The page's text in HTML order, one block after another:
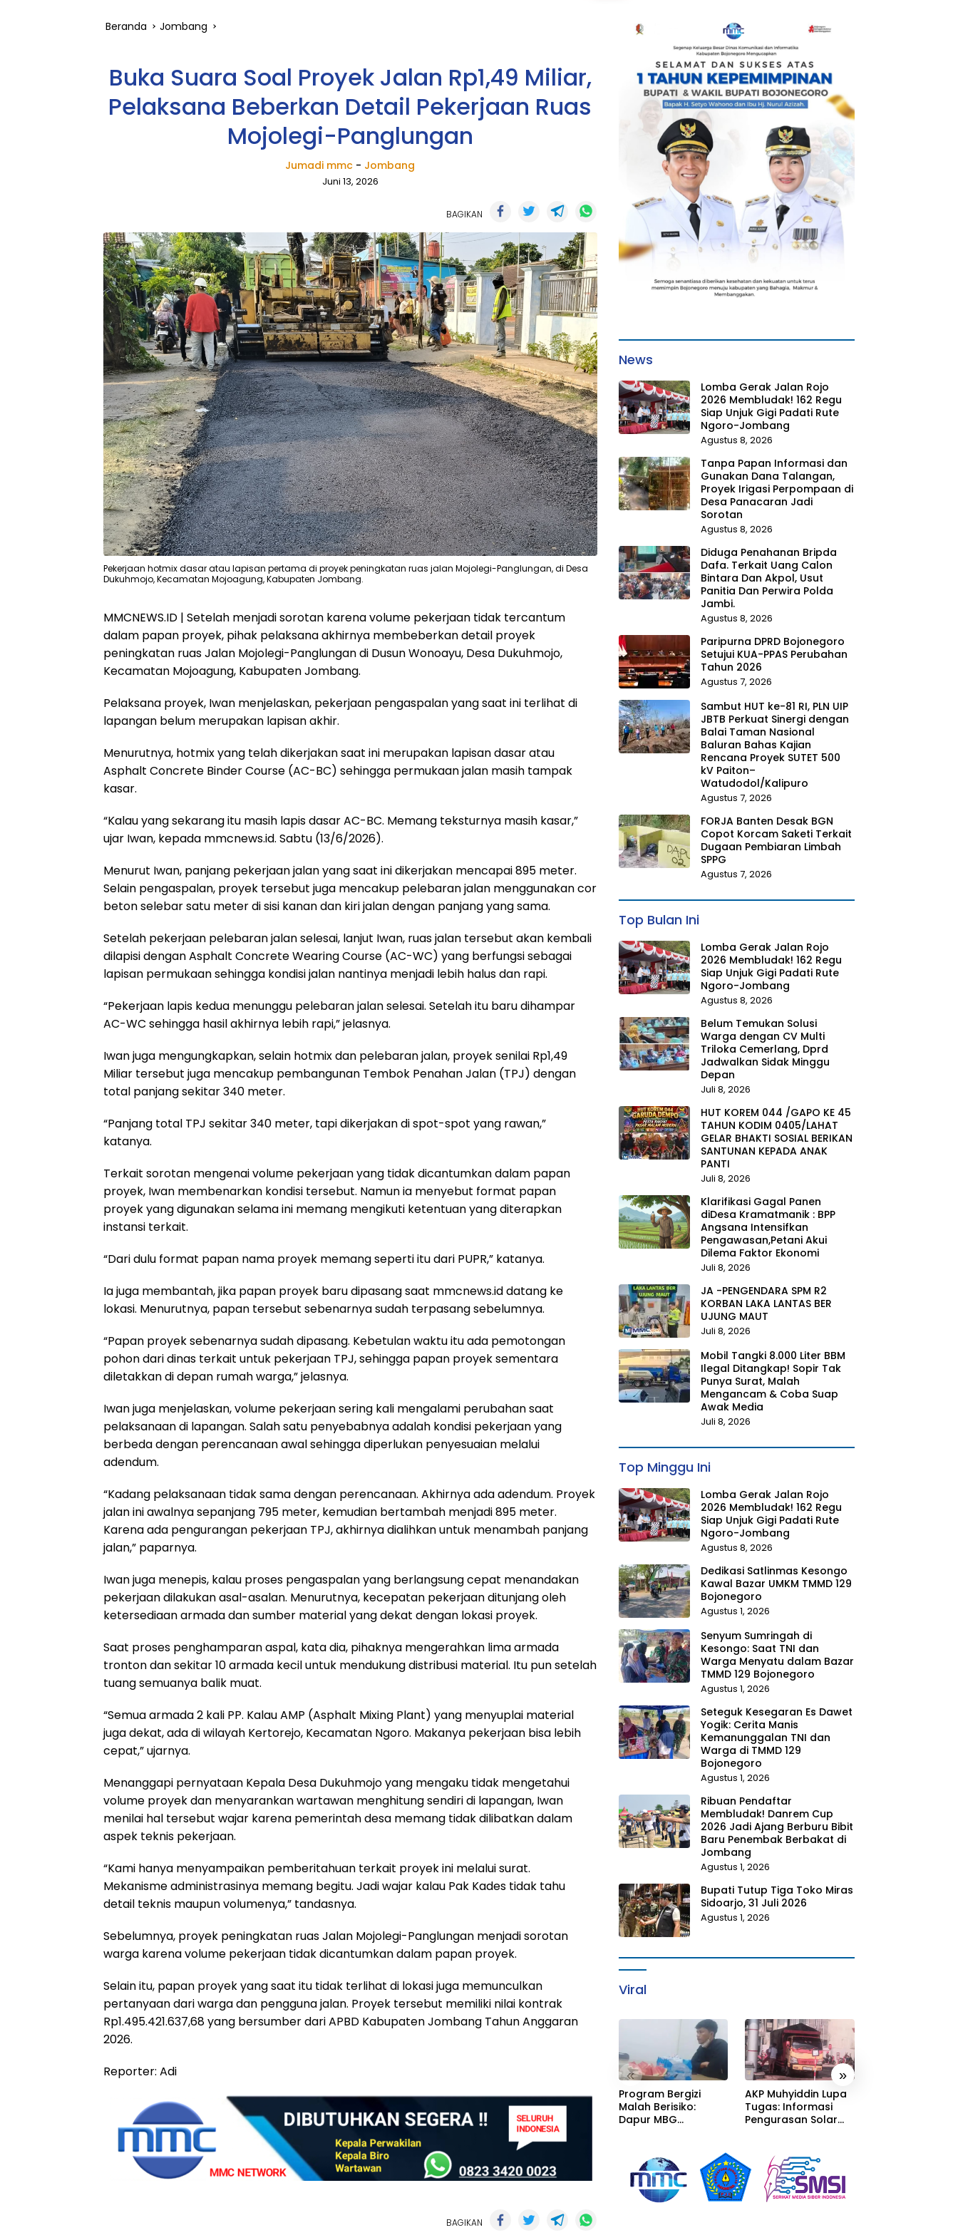
Beranda Jombang
Buka Suara Soal Proyek Jalan Rp1,49 Miliar,
Pelaksana Beberkan Detail Pekerjaan Ruas
Mojolegi-Panglungan
Jumadi mmc - Jombang
Juni 13, 2026
BAGIKAN
Pekerjaan hotmix dasar atau lapisan pertama di proyek peningkatan ruas jalan Mojolegi-Panglungan, di Desa
Dukuhmojo, Kecamatan Mojoagung, Kabupaten Jombang.
MMCNEWS.ID | Setelah menjadi sorotan karena volume pekerjaan tidak tercantum
dalam papan proyek, pihak pelaksana akhirnya membeberkan detail proyek
peningkatan ruas Jalan Mojolegi-Panglungan di Dusun Wonoayu, Desa Dukuhmojo,
Kecamatan Mojoagung, Kabupaten Jombang.
Pelaksana proyek, Iwan menjelaskan, pekerjaan pengaspalan yang saat ini terlihat di
lapangan belum merupakan lapisan akhir.
Menurutnya, hotmix yang telah dikerjakan saat ini merupakan lapisan dasar atau
Asphalt Concrete Binder Course (AC-BC) sehingga permukaan jalan masih tampak
kasar.
“Kalau yang sekarang itu masih lapis dasar AC-BC. Memang teksturnya masih kasar,”
ujar Iwan, kepada mmcnews.id. Sabtu (13/6/2026).
Menurut Iwan, panjang pekerjaan jalan yang saat ini dikerjakan mencapai 895 meter.
Selain pengaspalan, proyek tersebut juga mencakup pelebaran jalan menggunakan cor
beton selebar satu meter di sisi kanan dan kiri jalan dengan panjang yang sama.
Setelah pekerjaan pelebaran jalan selesai, lanjut Iwan, ruas jalan tersebut akan kembali
dilapisi dengan Asphalt Concrete Wearing Course (AC-WC) yang berfungsi sebagai
lapisan permukaan sehingga kondisi jalan nantinya menjadi lebih halus dan rapi.
“Pekerjaan lapis kedua menunggu pelebaran jalan selesai. Setelah itu baru dihampar
AC-WC sehingga hasil akhirnya lebih rapi,” jelasnya.
Iwan juga mengungkapkan, selain hotmix dan pelebaran jalan, proyek senilai Rp1,49
Miliar tersebut juga mencakup pembangunan Tembok Penahan Jalan (TPJ) dengan
total panjang sekitar 340 meter.
“Panjang total TPJ sekitar 340 meter, tapi dikerjakan di spot-spot yang rawan,”
katanya.
Terkait sorotan mengenai volume pekerjaan yang tidak dicantumkan dalam papan
proyek, Iwan membenarkan kondisi tersebut. Namun ia menyebut format papan
proyek yang digunakan selama ini memang mengikuti ketentuan yang diterapkan
instansi terkait.
“Dari dulu format papan nama proyek memang seperti itu dari PUPR,” katanya.
Ia juga membantah, jika papan proyek baru dipasang saat mmcnews.id datang ke
lokasi. Menurutnya, papan tersebut sebenarnya sudah terpasang sebelumnya.
“Papan proyek sebenarnya sudah dipasang. Kebetulan waktu itu ada pemotongan
pohon dari dinas terkait untuk pekerjaan TPJ, sehingga papan proyek sementara
diletakkan di depan rumah warga,” jelasnya.
Iwan juga menjelaskan, volume pekerjaan sering kali mengalami perubahan saat
pelaksanaan di lapangan. Salah satu penyebabnya adalah kondisi pekerjaan yang
berbeda dengan perencanaan awal sehingga diperlukan penyesuaian melalui
adendum.
“Kadang pelaksanaan tidak sama dengan perencanaan. Akhirnya ada adendum. Proyek
jalan ini awalnya sepanjang 795 meter, kemudian bertambah menjadi 895 meter.
Karena ada pengurangan pekerjaan TPJ, akhirnya dialihkan untuk menambah panjang
jalan,” paparnya.
Iwan juga menepis, kalau proses pengaspalan yang berlangsung cepat menandakan
pekerjaan dilakukan asal-asalan. Menurutnya, kecepatan pekerjaan ditunjang oleh
ketersediaan armada dan sumber material yang dekat dengan lokasi proyek.
Saat proses penghamparan aspal, kata dia, pihaknya mengerahkan lima armada
tronton dan sekitar 10 armada kecil untuk mendukung distribusi material. Itu pun setelah
tuang semuanya balik muat.
“Semua armada 2 kali PP. Kalau AMP (Asphalt Mixing Plant) yang menyuplai material
juga dekat, ada di wilayah Kertorejo, Kecamatan Ngoro. Makanya pekerjaan bisa lebih
cepat,” ujarnya.
Menanggapi pernyataan Kepala Desa Dukuhmojo yang mengaku tidak mengetahui
volume proyek dan menyarankan wartawan menghitung sendiri di lapangan, Iwan
menilai hal tersebut wajar karena pemerintah desa memang tidak dilibatkan dalam
aspek teknis pekerjaan.
“Kami hanya menyampaikan pemberitahuan terkait proyek ini melalui surat.
Mekanisme administrasinya memang begitu. Jadi wajar kalau Pak Kades tidak tahu
detail teknis maupun volumenya,” tandasnya.
Sebelumnya, proyek peningkatan ruas Jalan Mojolegi-Panglungan menjadi sorotan
warga karena volume pekerjaan tidak dicantumkan dalam papan proyek.
Selain itu, papan proyek yang saat itu tidak terlihat di lokasi juga memunculkan
pertanyaan dari warga dan pengguna jalan. Proyek tersebut memiliki nilai kontrak
Rp1.495.421.637,68 yang bersumber dari APBD Kabupaten Jombang Tahun Anggaran
2026.
Reporter: Adi
BAGIKAN
News
Lomba Gerak Jalan Rojo
2026 Membludak! 162 Regu
Siap Unjuk Gigi Padati Rute
Ngoro-Jombang
Agustus 8, 2026
Tanpa Papan Informasi dan
Gunakan Dana Talangan,
Proyek Irigasi Perpompaan di
Desa Panacaran Jadi
Sorotan
Agustus 8, 2026
Diduga Penahanan Bripda
Dafa. Terkait Uang Calon
Bintara Dan Akpol, Usut
Panitia Dan Perwira Polda
Jambi.
Agustus 8, 2026
Paripurna DPRD Bojonegoro
Setujui KUA-PPAS Perubahan
Tahun 2026
Agustus 7, 2026
Sambut HUT ke-81 RI, PLN UIP
JBTB Perkuat Sinergi dengan
Balai Taman Nasional
Baluran Bahas Kajian
Rencana Proyek SUTET 500
kV Paiton–
Watudodol/Kalipuro
Agustus 7, 2026
FORJA Banten Desak BGN
Copot Korcam Saketi Terkait
Dugaan Pembiaran Limbah
SPPG
Agustus 7, 2026
Top Bulan Ini
Lomba Gerak Jalan Rojo
2026 Membludak! 162 Regu
Siap Unjuk Gigi Padati Rute
Ngoro-Jombang
Agustus 8, 2026
Belum Temukan Solusi
Warga dengan CV Multi
Triloka Cemerlang, Dprd
Jadwalkan Sidak Minggu
Depan
Juli 8, 2026
HUT KOREM 044 /GAPO KE 45
TAHUN KODIM 0405/LAHAT
GELAR BHAKTI SOSIAL BERIKAN
SANTUNAN KEPADA ANAK
PANTI
Juli 8, 2026
Klarifikasi Gagal Panen
diDesa Kramatmanik : BPP
Angsana Intensifkan
Pengawasan,Petani Akui
Dilema Faktor Ekonomi
Juli 8, 2026
JA -PENGENDARA SPM R2
KORBAN LAKA LANTAS BER
UJUNG MAUT
Juli 8, 2026
Mobil Tangki 8.000 Liter BBM
Ilegal Ditangkap! Sopir Tak
Punya Surat, Malah
Mengancam & Coba Suap
Awak Media
Juli 8, 2026
Top Minggu Ini
Lomba Gerak Jalan Rojo
2026 Membludak! 162 Regu
Siap Unjuk Gigi Padati Rute
Ngoro-Jombang
Agustus 8, 2026
Dedikasi Satlinmas Kesongo
Kawal Bazar UMKM TMMD 129
Bojonegoro
Agustus 1, 2026
Senyum Sumringah di
Kesongo: Saat TNI dan
Warga Menyatu dalam Bazar
TMMD 129 Bojonegoro
Agustus 1, 2026
Seteguk Kesegaran Es Dawet
Yogik: Cerita Manis
Kemanunggalan TNI dan
Warga di TMMD 129
Bojonegoro
Agustus 1, 2026
Ribuan Pendaftar
Membludak! Danrem Cup
2026 Jadi Ajang Berburu Bibit
Baru Penembak Berbakat di
Jombang
Agustus 1, 2026
Bupati Tutup Tiga Toko Miras
Sidoarjo, 31 Juli 2026
Agustus 1, 2026
Viral
« »
Program Bergizi
Malah Berisiko:
Dapur MBG
Fasilitas Jauh dari
Standar
AKP Muhyiddin Lupa
Tugas: Informasi
Pengurasan Solar
Lain Carikan Bukti!